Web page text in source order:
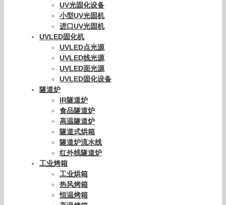
UV光固化设备
小型UV光固机
进口UV光固机
UVLED固化机
UVLED点光源
UVLED线光源
UVLED面光源
UVLED固化设备
隧道炉
IR隧道炉
食品隧道炉
高温隧道炉
隧道式烘箱
隧道炉流水线
红外线隧道炉
工业烤箱
工业烘箱
热风烤箱
恒温烤箱